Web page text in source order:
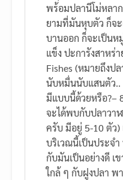
พร้อมปลานีโม่หลา
ยามที่มันหุบตัว ก็จ
บานออก ก็จะเป็นห
แข็ง ปะการังสาหร่
Fishes (หมายถึงป
นับหมื่นนับแสนตัว..
มีแบบนี้ด้วยหรือ?–
จะได้พบกับปลาวา
ครับ มีอยู่ 5-10 ตัว)
บริเวณนี้เป็นประจำ
กับมันเป็นอย่างดี เ
ใกล้ ๆ กับฝูงปลา พ